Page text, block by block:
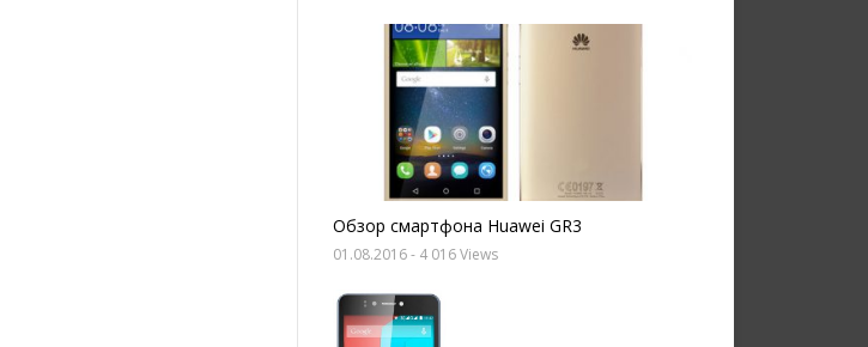
Обзор смартфона Huawei GR3
01.08.2016- 4 016 Views